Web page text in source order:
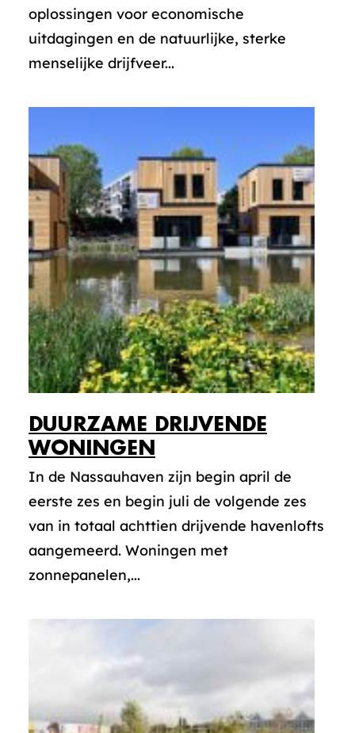
oplossingen voor economische
uitdagingen en de natuurlijke, sterke
menselijke drijfveer...
DUURZAME DRIJVENDE
WONINGEN
In de Nassauhaven zijn begin april de
eerste zes en begin juli de volgende zes
van in totaal achttien drijvende havenlofts
aangemeerd. Woningen met
zonnepanelen,...